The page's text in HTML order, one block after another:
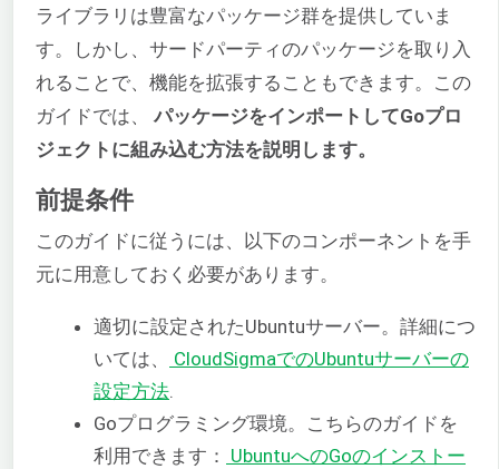
ライブラリは豊富なパッケージ群を提供していま
す。しかし、サードパーティのパッケージを取り入
れることで、機能を拡張することもできます。この
ガイドでは、
パッケージをインポートしてGoプロ
ジェクトに組み込む方法を説明します。
前提条件
このガイドに従うには、以下のコンポーネントを手
元に用意しておく必要があります。
適切に設定されたUbuntuサーバー。詳細につ
いては、
CloudSigmaでのUbuntuサーバーの
設定方法.
Goプログラミング環境。こちらのガイドを
利用できます： UbuntuへのGoのインストー